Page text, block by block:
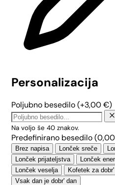
Personalizacija
Poljubno besedilo(+3,00€)
Na voljo še 40 znakov.
Predefinirano besedilo (0,00
Brez napisa Lonček sreče
Lonček prijateljstva
Lonček
Lonček veselja
Kofetek za
Vsak dan je dobr' dan